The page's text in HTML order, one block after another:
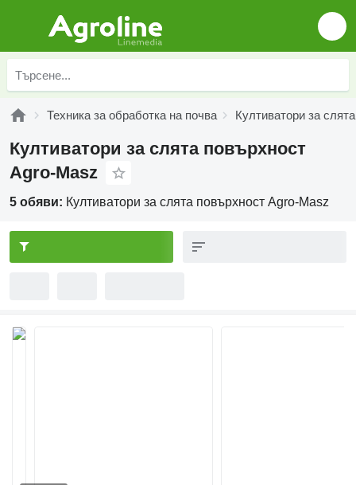
Техника за обработка на почва Култиватори за
Култиватори за слята повърхност
Agro-Masz
5 обяви: Култиватори за слята повърхност Agro-Masz